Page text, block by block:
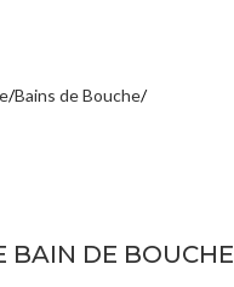
Bains de Bouche
BAIN DE BOUCHE